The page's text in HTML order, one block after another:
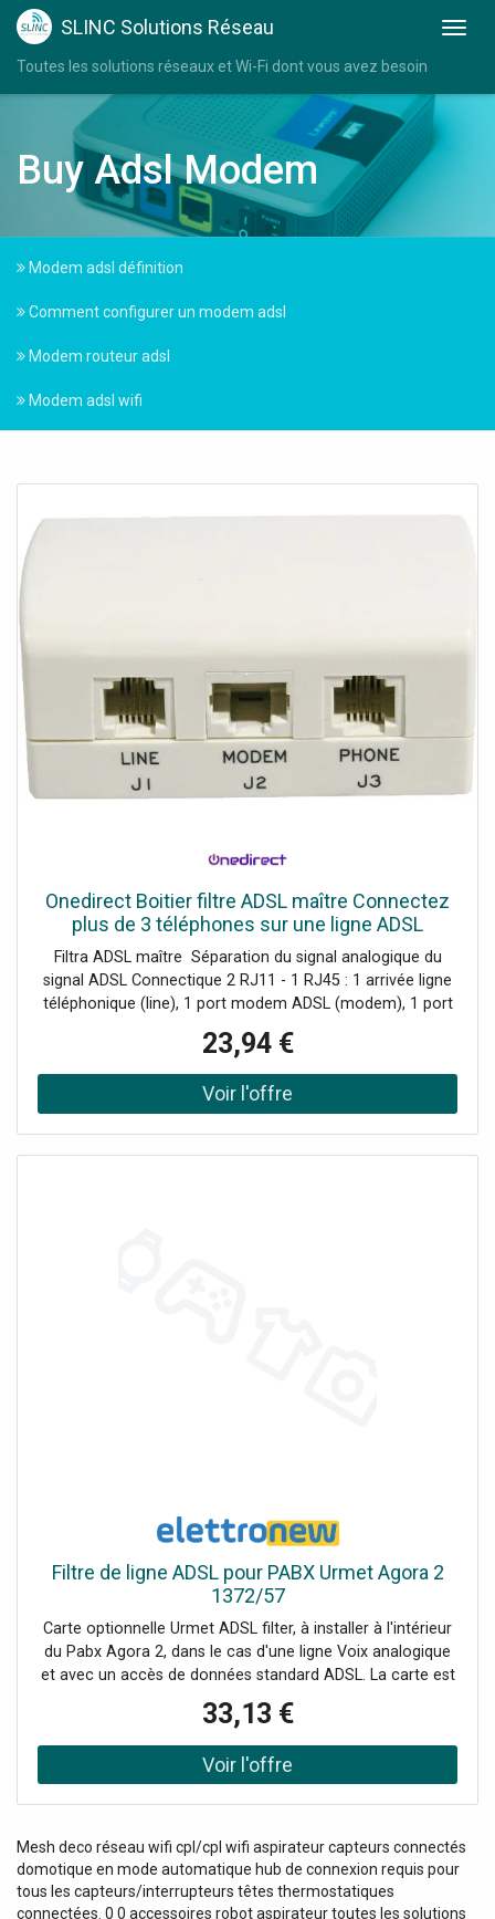
SLINC Solutions Réseau
Toutes les solutions réseaux et Wi-Fi dont vous avez besoin
Buy Adsl Modem
Modem adsl définition
Comment configurer un modem adsl
Modem routeur adsl
Modem adsl wifi
Onedirect Boitier filtre ADSL maître Connectez
plus de 3 téléphones sur une ligne ADSL
Filtra ADSL maître Séparation du signal analogique du
signal ADSL Connectique 2 RJ11 - 1 RJ45 : 1 arrivée ligne
téléphonique (line), 1 port modem ADSL (modem), 1 port
23,94 €
Filtre de ligne ADSL pour PABX Urmet Agora 2
1372/57
Carte optionnelle Urmet ADSL filter, à installer à l'intérieur
du Pabx Agora 2, dans le cas d'une ligne Voix analogique
et avec un accès de données standard ADSL. La carte est
active sur la ligne 3 et les bornes pour la connexion du
modem ADSL sont prévues sur la base du Pabx.
33,13 €
Mesh deco réseau wifi cpl/cpl wifi aspirateur capteurs connectés
domotique en mode automatique hub de connexion requis pour
tous les capteurs/interrupteurs têtes thermostatiques
connectées. 0 0 accessoires robot aspirateur toutes les solutions